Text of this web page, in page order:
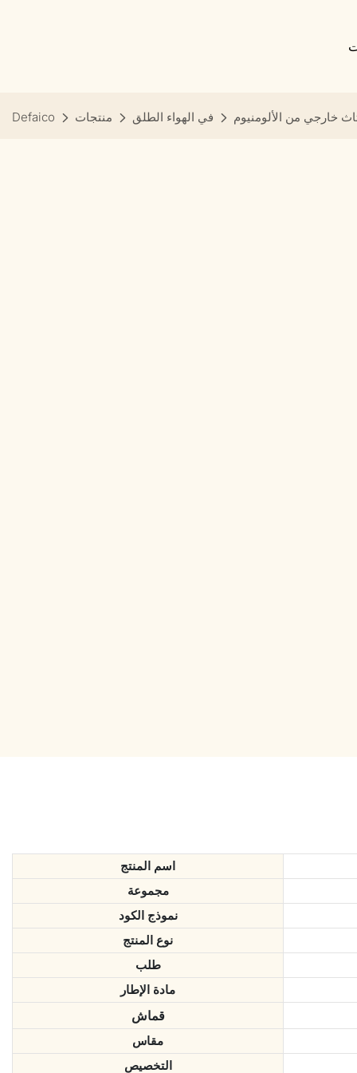
Defaico منتجات في الهواء الطلق خارجي من الألومنيوم
اسم المنتج
مجموعة
نموذج الكود
نوع المنتج
طلب
مادة الإطار
قماش
مقاس
التخصيص